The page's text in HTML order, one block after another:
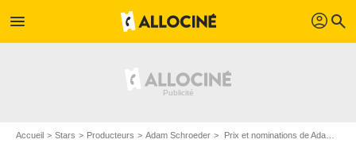
menu profil search
Accueil Stars Producteurs Adam Schroeder Prix et nominations de Adam Schroeder